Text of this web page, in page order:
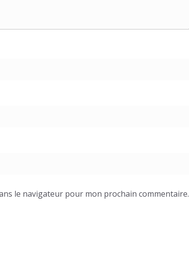
le navigateur pour mon prochain commentaire.